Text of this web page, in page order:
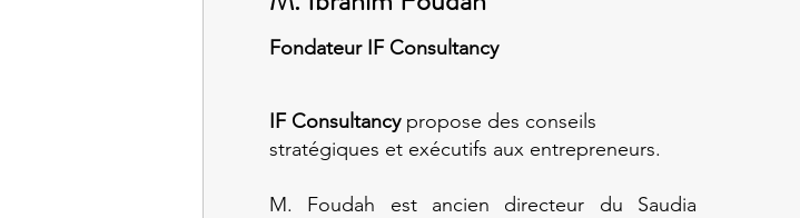
Fondateur IF Consultancy
IF Consultancypropose des conseils
stratégiques et exécutifs aux entrepreneurs.
M. Foudah est ancien directeur du Saudia